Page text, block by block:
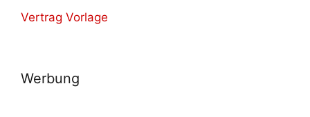
Vertrag Vorlage
Werbung